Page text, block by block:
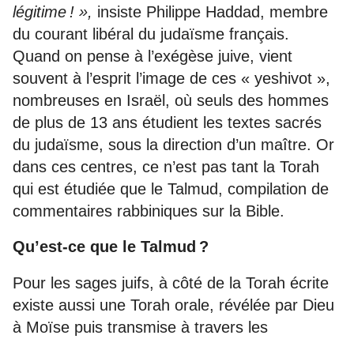
légitime ! », insiste Philippe Haddad, membre
du courant libéral du judaïsme français.
Quand on pense à l’exégèse juive, vient
souvent à l’esprit l’image de ces « yeshivot »,
nombreuses en Israël, où seuls des hommes
de plus de 13 ans étudient les textes sacrés
du judaïsme, sous la direction d’un maître. Or
dans ces centres, ce n’est pas tant la Torah
qui est étudiée que le Talmud, compilation de
commentaires rabbiniques sur la Bible.
Qu’est-ce que le Talmud ?
Pour les sages juifs, à côté de la Torah écrite
existe aussi une ­Torah orale, révélée par Dieu
à Moïse puis transmise à travers les